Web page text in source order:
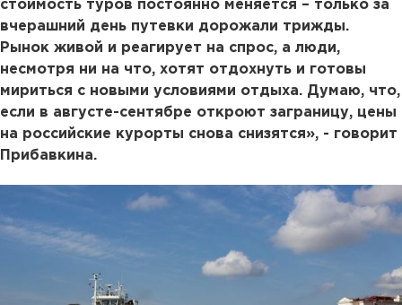
стоимость туров постоянно меняется – только за
вчерашний день путевки дорожали трижды.
Рынок живой и реагирует на спрос, а люди,
несмотря ни на что, хотят отдохнуть и готовы
мириться с новыми условиями отдыха. Думаю, что,
если в августе-сентябре откроют заграницу, цены
на российские курорты снова снизятся», - говорит
Прибавкина.